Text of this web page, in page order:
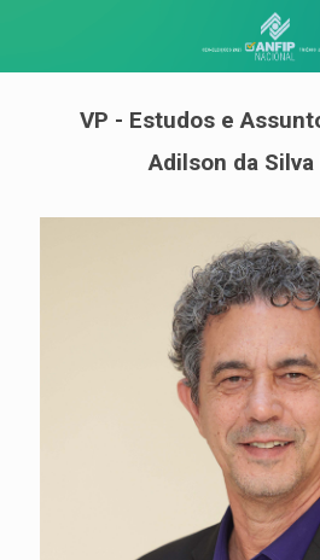
VP - Estudos e
Adilson da